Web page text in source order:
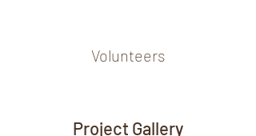
Volunteers
Project Gallery